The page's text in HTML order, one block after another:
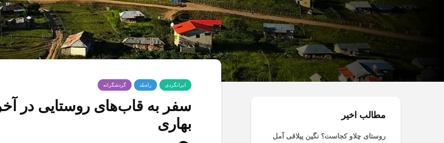
ایرانگردی راه‌بلد گردشگرانه
سفر به قاب‌های روستایی در
بهاری
مطالب اخیر
روستای چلاو کجاست؟ نگین ییلاقی آمل